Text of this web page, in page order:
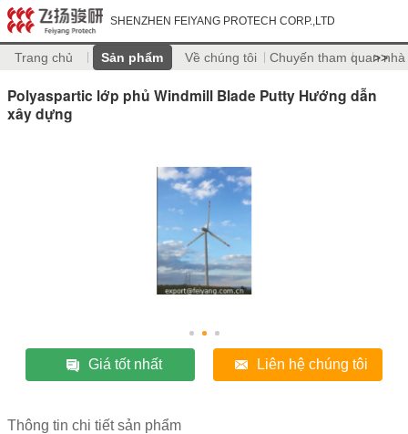
SHENZHEN FEIYANG PROTECH CORP.,LTD
Trang chủ Sản phẩm Về chúng tôi Chuyến tham quan nhà
>>
Polyaspartic lớp phủ Windmill Blade Putty Hướng dẫn
xây dựng
Giá tốt nhất Liên hệ chúng tôi
Thông tin chi tiết sản phẩm